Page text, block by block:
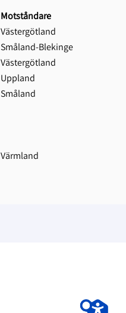
Motståndare
Västergötland
Småland-Blekinge
Västergötland
Uppland
Småland
Värmland